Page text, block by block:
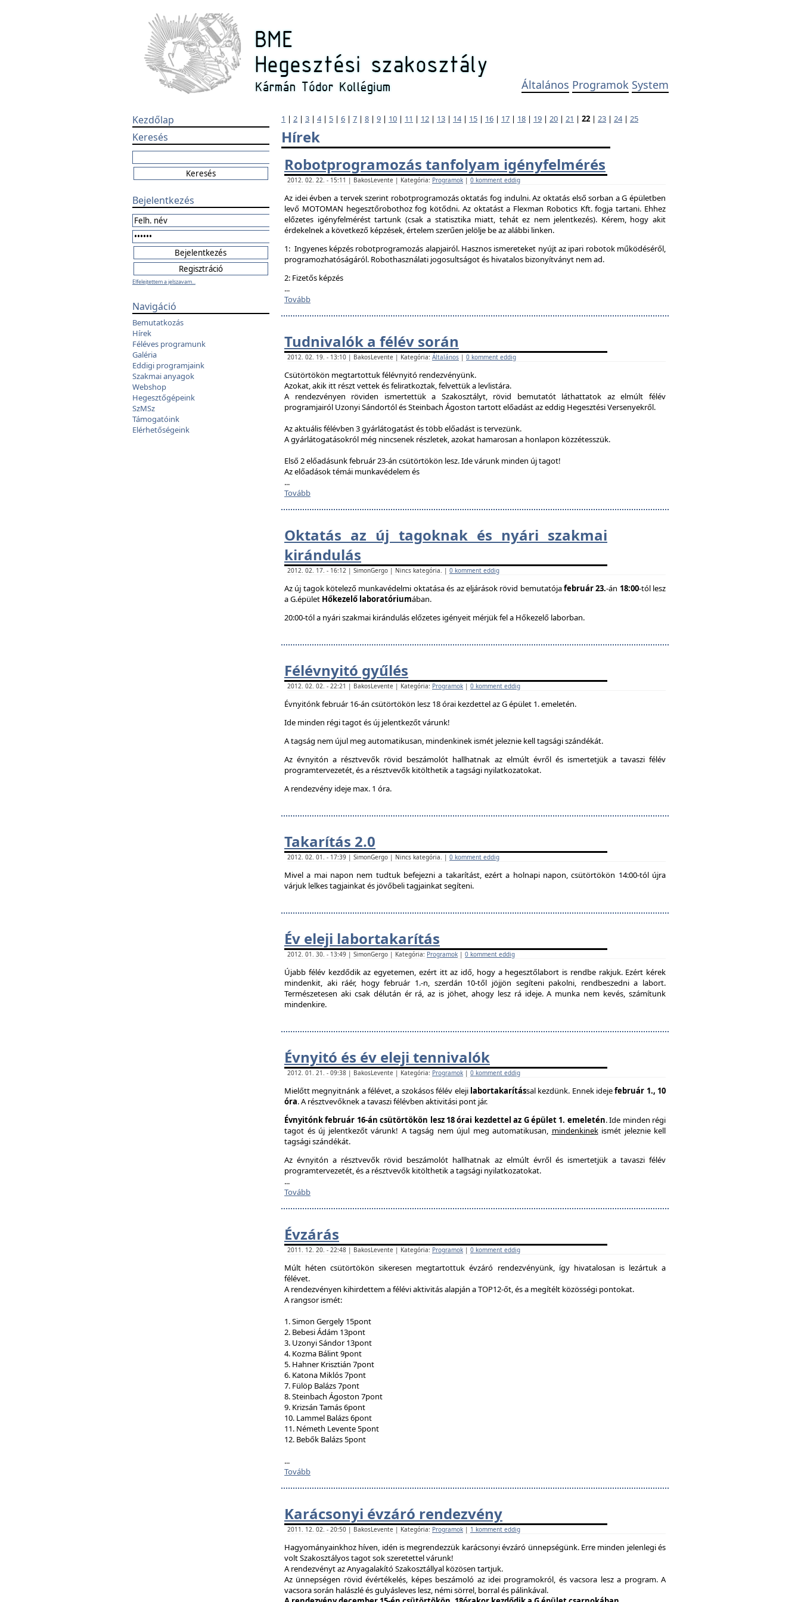
Általános Programok System
Kezdőlap
Keresés
Bejelentkezés
Elfelejtettem a jelszavam...
Navigáció
Bemutatkozás
Hírek
Féléves programunk
Galéria
Eddigi programjaink
Szakmai anyagok
Webshop
Hegesztőgépeink
SzMSz
Támogatóink
Elérhetőségeink
1 | 2 | 3 | 4| 5 | 6 | 7 | 8 | 9 | 10 | 11 | 12 | 13 | 14| 15 | 16 | 17 | 18 | 19 | 20 | 21 | 22 | 23 | 24| 25
Hírek
Robotprogramozás tanfolyam igényfelmérés
2012. 02. 22. - 15:11 | BakosLevente | Kategória: Programok | 0 komment eddig
Az idei évben a tervek szerint robotprogramozás oktatás fog indulni. Az oktatás első sorban a G épületben
levő MOTOMAN hegesztőrobothoz fog kötődni. Az oktatást a Flexman Robotics Kft. fogja tartani. Ehhez
előzetes igényfelmérést tartunk (csak a statisztika miatt, tehát ez nem jelentkezés). Kérem, hogy akit
érdekelnek a következő képzések, értelem szerűen jelölje be az alábbi linken.
1: Ingyenes képzés robotprogramozás alapjairól. Hasznos ismereteket nyújt az ipari robotok működéséről,
programozhatóságáról. Robothasználati jogosultságot és hivatalos bizonyítványt nem ad.
2: Fizetős képzés
...
Tovább
Tudnivalók a félév során
2012. 02. 19. - 13:10 | BakosLevente | Kategória: Általános | 0 komment eddig
Csütörtökön megtartottuk félévnyitó rendezvényünk.
Azokat, akik itt részt vettek és feliratkoztak, felvettük a levlistára.
A rendezvényen röviden ismertettük a Szakosztályt, rövid bemutatót láthattatok az elmúlt félév
programjairól Uzonyi Sándortól és Steinbach Ágoston tartott előadást az eddig Hegesztési Versenyekről.
Az aktuális félévben 3 gyárlátogatást és több előadást is tervezünk.
A gyárlátogatásokról még nincsenek részletek, azokat hamarosan a honlapon közzétesszük.
Első 2 előadásunk február 23-án csütörtökön lesz. Ide várunk minden új tagot!
Az előadások témái munkavédelem és
...
Tovább
Oktatás az új tagoknak és nyári szakmai
kirándulás
2012. 02. 17. - 16:12 | SimonGergo | Nincs kategória. | 0 komment eddig
Az új tagok kötelező munkavédelmi oktatása és az eljárások rövid bemutatójafebruár 23.-án 18:00-tól lesz
a G.épület Hőkezelő laboratóriumában.
20:00-tól a nyári szakmai kirándulás előzetes igényeit mérjük fel a Hőkezelő laborban.
Félévnyitó gyűlés
2012. 02. 02. - 22:21 | BakosLevente | Kategória: Programok | 0 komment eddig
Évnyitónk február 16-án csütörtökön lesz 18 órai kezdettel az G épület 1. emeletén.
Ide minden régi tagot és új jelentkezőt várunk!
A tagság nem újul meg automatikusan, mindenkinek ismét jeleznie kell tagsági szándékát.
Az évnyitón a résztvevők rövid beszámolót hallhatnak az elmúlt évről és ismertetjük a tavaszi félév
programtervezetét, és a résztvevők kitölthetik a tagsági nyilatkozatokat.
A rendezvény ideje max. 1 óra.
Takarítás 2.0
2012. 02. 01. - 17:39 | SimonGergo | Nincs kategória. | 0 komment eddig
Mivel a mai napon nem tudtuk befejezni a takarítást, ezért a holnapi napon, csütörtökön 14:00-tól újra
várjuk lelkes tagjainkat és jövőbeli tagjainkat segíteni.
Év eleji labortakarítás
2012. 01. 30. - 13:49 | SimonGergo | Kategória: Programok | 0 komment eddig
Újabb félév kezdődik az egyetemen, ezért itt az idő, hogy a hegesztőlabort is rendbe rakjuk. Ezért kérek
mindenkit, aki ráér, hogy február 1.-n, szerdán 10-től jöjjön segíteni pakolni, rendbeszedni a labort.
Természetesen aki csak délután ér rá, az is jöhet, ahogy lesz rá ideje. A munka nem kevés, számítunk
mindenkire.
Évnyitó és év eleji tennivalók
2012. 01. 21. - 09:38 | BakosLevente | Kategória: Programok | 0 komment eddig
Mielőtt megnyitnánk a félévet, a szokásos félév eleji labortakarítással kezdünk. Ennek idejefebruár 1., 10
óra. A résztvevőknek a tavaszi félévben aktivitási pont jár.
Évnyitónk február 16-án csütörtökön lesz 18 órai kezdettel az G épület 1. emeletén. Ide minden régi
tagot és új jelentkezőt várunk! A tagság nem újul meg automatikusan, mindenkinekismét jeleznie kell
tagsági szándékát.
Az évnyitón a résztvevők rövid beszámolót hallhatnak az elmúlt évről és ismertetjük a tavaszi félév
programtervezetét, és a résztvevők kitölthetik a tagsági nyilatkozatokat.
...
Tovább
Évzárás
2011. 12. 20. - 22:48 | BakosLevente | Kategória: Programok | 0 komment eddig
Múlt héten csütörtökön sikeresen megtartottuk évzáró rendezvényünk, így hivatalosan is lezártuk a
félévet.
A rendezvényen kihirdettem a félévi aktivitás alapján a TOP12-őt, és a megítélt közösségi pontokat.
A rangsor ismét:
1. Simon Gergely 15pont
2. Bebesi Ádám 13pont
3. Uzonyi Sándor 13pont
4. Kozma Bálint 9pont
5. Hahner Krisztián 7pont
6. Katona Miklós 7pont
7. Fülöp Balázs 7pont
8. Steinbach Ágoston 7pont
9. Krizsán Tamás 6pont
10. Lammel Balázs 6pont
11. Németh Levente 5pont
12. Bebők Balázs 5pont
...
Tovább
Karácsonyi évzáró rendezvény
2011. 12. 02. - 20:50 | BakosLevente | Kategória: Programok | 1 komment eddig
Hagyományainkhoz híven, idén is megrendezzük karácsonyi évzáró ünnepségünk. Erre minden jelenlegi és
volt Szakosztályos tagot sok szeretettel várunk!
A rendezvényt az Anyagalakító Szakosztállyal közösen tartjuk.
Az ünnepségen rövid évértékelés, képes beszámoló az idei programokról, és vacsora lesz a program. A
vacsora során halászlé és gulyásleves lesz, némi sörrel, borral és pálinkával.